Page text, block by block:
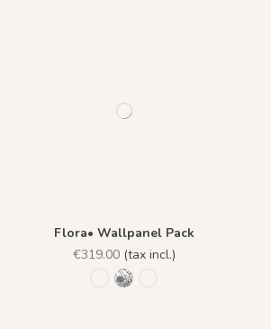
Flora• Wallpanel Pack
€319.00 (tax incl.)
R043 - Bleu Antique
R021 - Réglisse